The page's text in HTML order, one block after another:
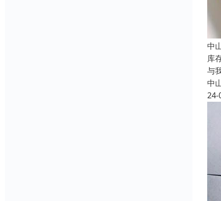
中
库
与
中
24-